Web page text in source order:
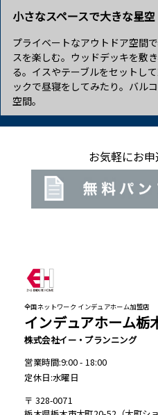
小さなスペースで大きな星空
プライベートなアウトドア空間
スを楽しむ。ウッドデッキを敷
る。イスやテーブルをセットし
ックで昼寝をしてみたり。バル
空間。
お気軽にお申
全国ネットワーク インデュアホーム加盟店
インデュアホーム栃
株式会社イー・プランニング
営業時間:9:00 - 18:00
定休日:水曜日
328-0071